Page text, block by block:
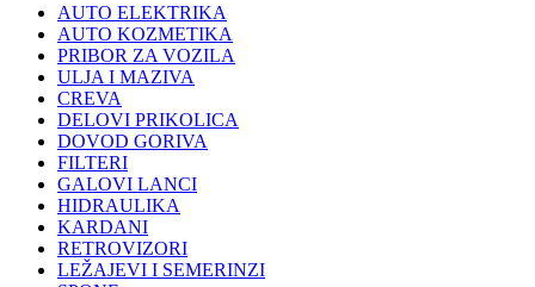
AUTO ELEKTRIKA
AUTO KOZMETIKA
PRIBOR ZA VOZILA
ULJA I MAZIVA
CREVA
DELOVI PRIKOLICA
DOVOD GORIVA
FILTERI
GALOVI LANCI
HIDRAULIKA
KARDANI
RETROVIZORI
LEŽAJEVI I SEMERINZI